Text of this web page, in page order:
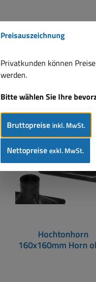
Hochtonhorn
160x160mm Horn
Preisauszeichnung
Privatkunden können
werden.
Bitte wählen Sie Ihre
Bruttopreise inkl. MwSt.
Nettopreiseexkl. MwSt.